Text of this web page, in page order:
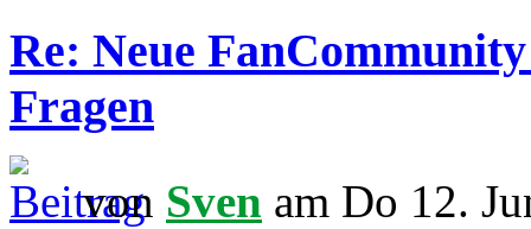
Re: Neue
Fragen
von Sven am Do 12.